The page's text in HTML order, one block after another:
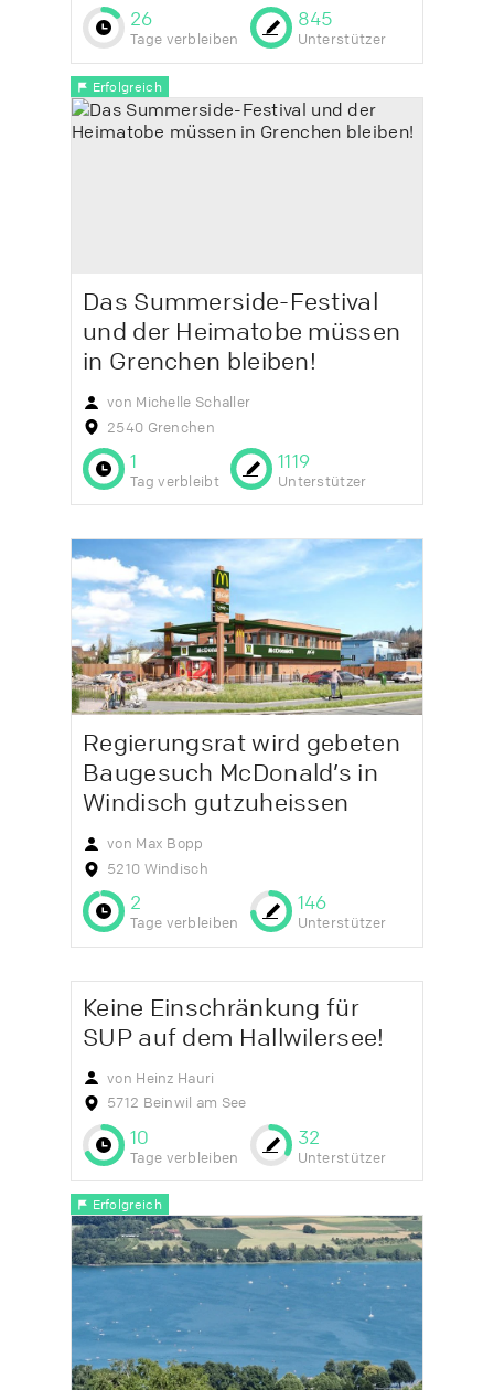
Tage verbleiben
26
Unterstützer
845
Erfolgreich
Das Summerside-Festival
und der Heimatobe müssen
in Grenchen bleiben!
von Michelle Schaller
2540 Grenchen
Tag verbleibt
1
Unterstützer
1119
Regierungsrat wird gebeten
Baugesuch McDonald’s in
Windisch gutzuheissen
von Max Bopp
5210 Windisch
Tage verbleiben
2
Unterstützer
146
Keine Einschränkung für
SUP auf dem Hallwilersee!
von Heinz Hauri
5712 Beinwil am See
Tage verbleiben
10
Unterstützer
32
Erfolgreich